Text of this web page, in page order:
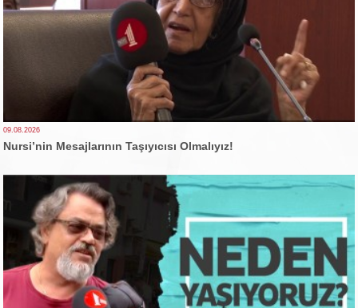
09.08.2026
Nursi’nin Mesajlarının Taşıyıcısı Olmalıyız!